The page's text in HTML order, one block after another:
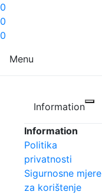
0
0
0
Menu
Information
Information
Politika
privatnosti
Sigurnosne mjere
za korištenje